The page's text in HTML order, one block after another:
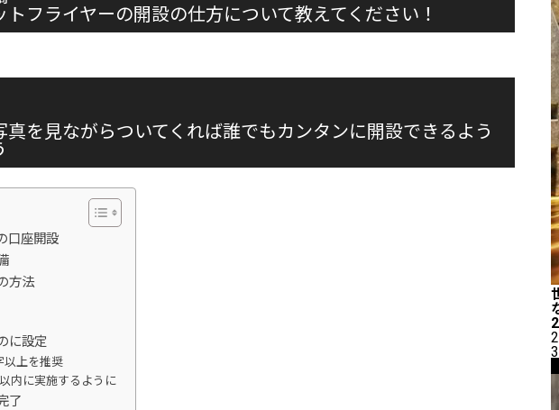
フライヤーの開設の仕方について教えてください！
真を見ながらついてくれば誰でもカンタンに開設できるよう
口座開設
方法
に設定
以上を推奨
内に実施するように
了
3